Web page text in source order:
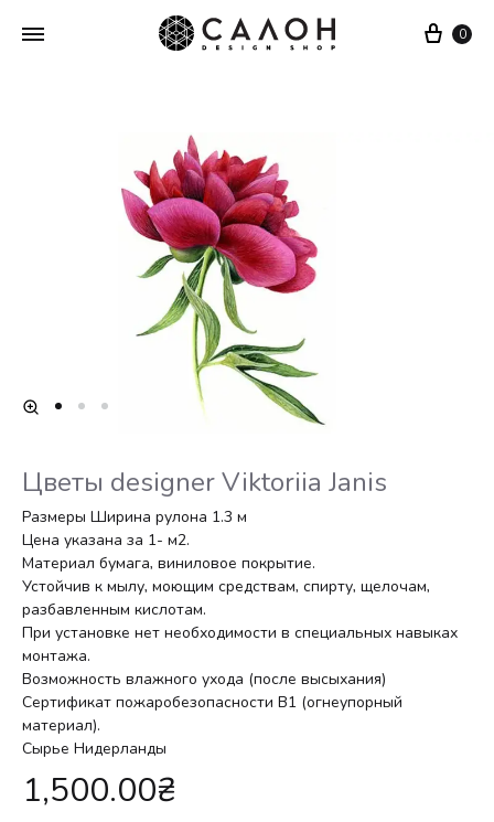
Cart
0
Цветы designer Viktoriia Janis
Размеры Ширина рулона 1.3 м
Цена указана за 1- м2.
Материал бумага, виниловое покрытие.
Устойчив к мылу, моющим средствам, спирту, щелочам,
разбавленным кислотам.
При установке нет необходимости в специальных навыках
монтажа.
Возможность влажного ухода (после высыхания)
Сертификат пожаробезопасности В1 (огнеупорный
материал).
Сырье Нидерланды
1,500.00₴